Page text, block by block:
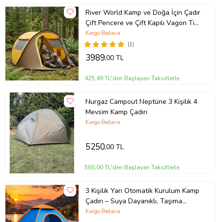
River World Kamp ve Doğa İçin Çadır
Çift Pencere ve Çift Kapılı Vagon Tipi
2 Kişilik Ölçüleri 220 cm x 120 cm x
90 cm
(1)
Kargo Bedava
3989,00 TL
425,49 TL'den Başlayan Taksitlerle
Nurgaz Campout Neptüne 3 Kişilik 4
Mevsim Kamp Çadırı
Kargo Bedava
5250,00 TL
560,00 TL'den Başlayan Taksitlerle
3 Kişilik Yarı Otomatik Kurulum Kamp
Çadırı – Suya Dayanıklı, Taşıma
Çantalı Outdoor Aile Çadırı, Piknik,
Kargo Bedava